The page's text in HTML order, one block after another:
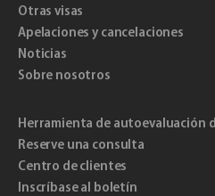
Otras visas
Apelaciones y cancelaciones
Noticias
Sobre nosotros
Herramienta de autoevaluación
Reserve una consulta
Centro de clientes
Inscríbase al boletín